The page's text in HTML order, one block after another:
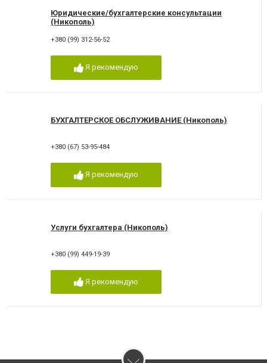
Юридические/бухгалтерские консультации
(Никополь)
+380 (99) 312-56-52
Я рекомендую
БУХГАЛТЕРСКОЕ ОБСЛУЖИВАНИЕ (Никополь)
+380 (67) 53-95-484
Я рекомендую
Услуги бухгалтера (Никополь)
+380 (99) 449-19-39
Я рекомендую